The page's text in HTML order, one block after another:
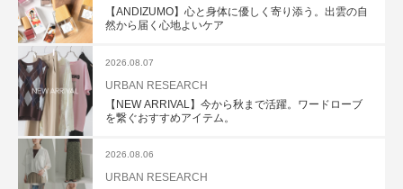
【ANDIZUMO】心と身体に優しく寄り添う。出雲の自
然から届く心地よいケア
2026.08.07
URBAN RESEARCH
【NEW ARRIVAL】今から秋まで活躍。ワードローブ
を繋ぐおすすめアイテム。
2026.08.06
URBAN RESEARCH